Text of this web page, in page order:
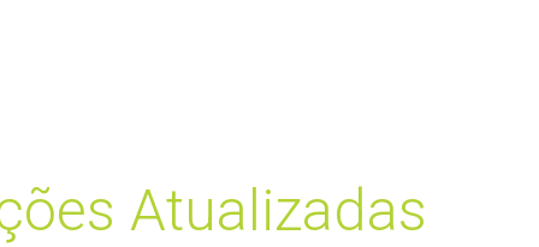
Atualizadas